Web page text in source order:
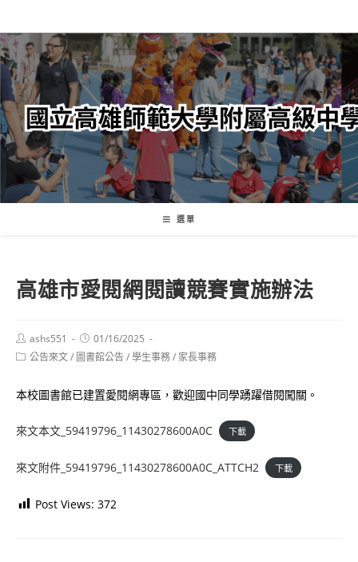
轉
至
主
內
容
選單
高雄市愛閱網閱讀競賽實施辦法
Post
author:
ashs551
Post
published:
01/16/2025
Post公告來文/ 圖書館公告/學生事務/ 家長事務
本校圖書館已建置愛閱網專區，歡迎國中同學踴躍借閱闖關。
來文本文_59419796_11430278600A0C 下載
來文附件_59419796_11430278600A0C_ATTCH2 下載
Post Views: 372